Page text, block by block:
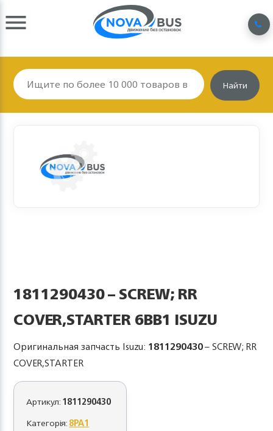
Найти
1811290430 – SCREW; RR
COVER,STARTER 6BB1 ISUZU
Оригинальная запчасть Isuzu: 1811290430– SCREW; RR
COVER,STARTER
Артикул:1811290430
Категорія:8PA1